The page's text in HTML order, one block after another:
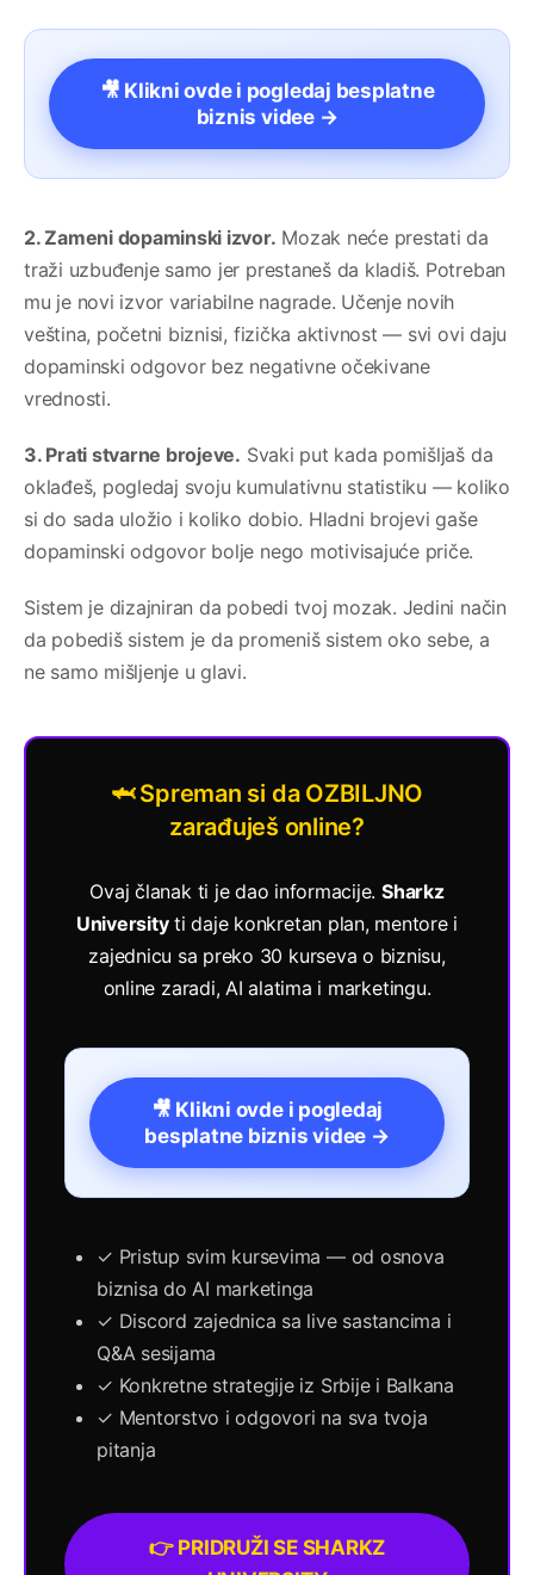
🎥 Klikni ovde i pogledaj besplatne
biznis videe →
2. Zameni dopaminski izvor. Mozak neće prestati da
traži uzbuđenje samo jer prestaneš da kladiš. Potreban
mu je novi izvor variabilne nagrade. Učenje novih
veština, početni biznisi, fizička aktivnost — svi ovi daju
dopaminski odgovor bez negativne očekivane
vrednosti.
3. Prati stvarne brojeve. Svaki put kada pomišljaš da
oklađeš, pogledaj svoju kumulativnu statistiku — koliko
si do sada uložio i koliko dobio. Hladni brojevi gaše
dopaminski odgovor bolje nego motivisajuće priče.
Sistem je dizajniran da pobedi tvoj mozak. Jedini način
da pobediš sistem je da promeniš sistem oko sebe, a
ne samo mišljenje u glavi.
🦈 Spreman si da OZBILJNO
zarađuješ online?
Ovaj članak ti je dao informacije.Sharkz
Universityti daje konkretan plan, mentore i
zajednicu sa preko 30 kurseva o biznisu,
online zaradi, AI alatima i marketingu.
🎥 Klikni ovde i pogledaj
besplatne biznis videe →
✓ Pristup svim kursevima — od osnova
biznisa do AI marketinga
✓ Discord zajednica sa live sastancima i
Q&A sesijama
✓ Konkretne strategije iz Srbije i Balkana
✓ Mentorstvo i odgovori na sva tvoja
pitanja
👉 PRIDRUŽI SE SHARKZ